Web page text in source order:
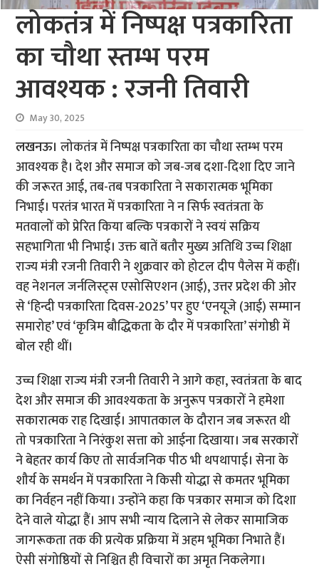
लोकतंत्र में निष्पक्ष पत्रकारिता
का चौथा स्तम्भ परम
आवश्यक : रजनी तिवारी
May 30, 2025
लखनऊ। लोकतंत्र में निष्पक्ष पत्रकारिता का चौथा स्तम्भ परम
आवश्यक है। देश और समाज को जब-जब दशा-दिशा दिए जाने
की जरूरत आई, तब-तब पत्रकारिता ने सकारात्मक भूमिका
निभाई। परतंत्र भारत में पत्रकारिता ने न सिर्फ स्वतंत्रता के
मतवालों को प्रेरित किया बल्कि पत्रकारों ने स्वयं सक्रिय
सहभागिता भी निभाई। उक्त बातें बतौर मुख्य अतिथि उच्च शिक्षा
राज्य मंत्री रजनी तिवारी ने शुक्रवार को होटल दीप पैलेस में कहीं।
वह नेशनल जर्नलिस्ट्स एसोसिएशन (आई), उत्तर प्रदेश की ओर
से ‘हिन्दी पत्रकारिता दिवस-2025’ पर हुए ‘एनयूजे (आई) सम्मान
समारोह’ एवं ‘कृत्रिम बौद्धिकता के दौर में पत्रकारिता’ संगोष्ठी में
बोल रही थीं।
उच्च शिक्षा राज्य मंत्री रजनी तिवारी ने आगे कहा, स्वतंत्रता के बाद
देश और समाज की आवश्यकता के अनुरूप पत्रकारों ने हमेशा
सकारात्मक राह दिखाई। आपातकाल के दौरान जब जरूरत थी
तो पत्रकारिता ने निरंकुश सत्ता को आईना दिखाया। जब सरकारों
ने बेहतर कार्य किए तो सार्वजनिक पीठ भी थपथापाई। सेना के
शौर्य के समर्थन में पत्रकारिता ने किसी योद्धा से कमतर भूमिका
का निर्वहन नहीं किया। उन्होंने कहा कि पत्रकार समाज को दिशा
देने वाले योद्धा हैं। आप सभी न्याय दिलाने से लेकर सामाजिक
जागरूकता तक की प्रत्येक प्रक्रिया में अहम भूमिका निभाते हैं।
ऐसी संगोष्ठियों से निश्चित ही विचारों का अमृत निकलेगा।